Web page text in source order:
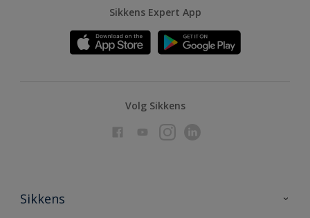
Sikkens Expert App
Volg Sikkens
Sikkens